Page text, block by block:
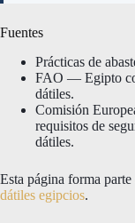
Fuentes
Prácticas de
FAO — Egipto
dátiles.
Comisión
requisitos de
dátiles.
Esta página forma parte
dátiles egipcios.